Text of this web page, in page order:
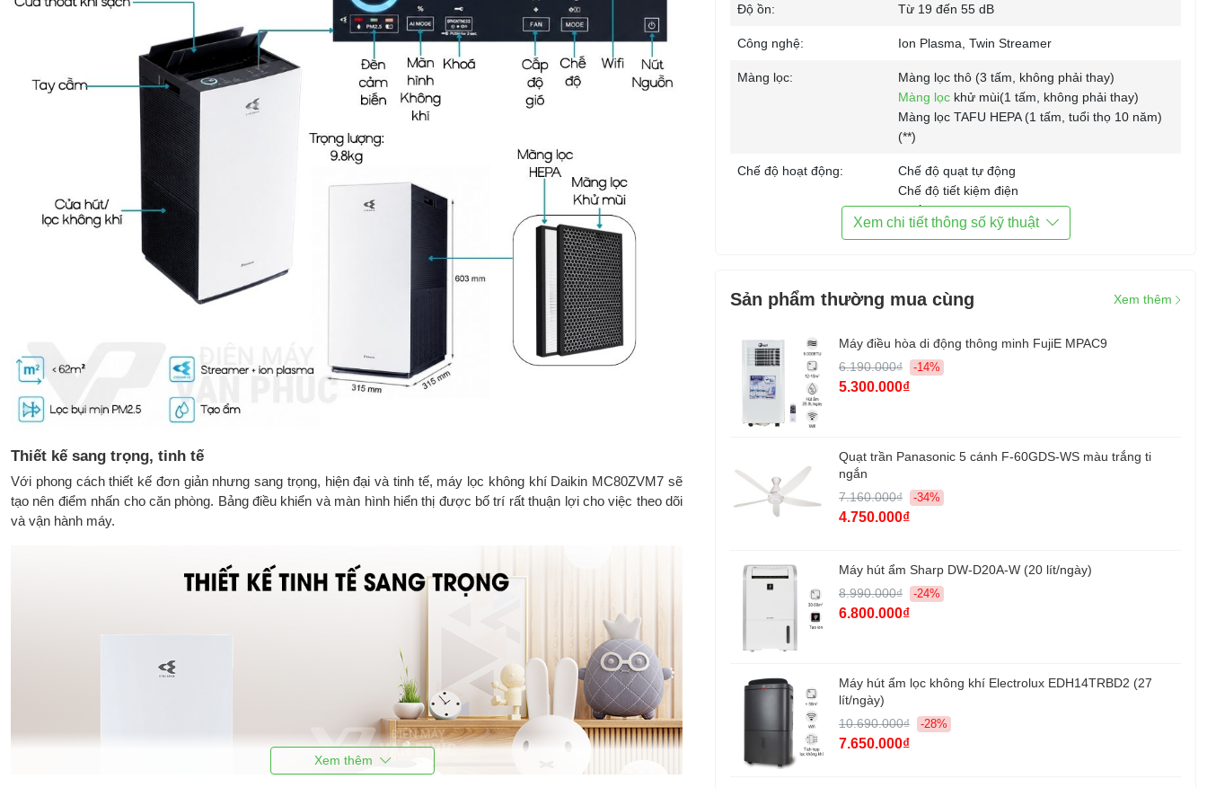
Thiết kế sang trọng, tinh tế
Với phong cách thiết kế đơn giản nhưng sang trọng, hiện đại và tinh tế, máy lọc không khí Daikin MC80ZVM7 sẽ
tạo nên điểm nhấn cho căn phòng. Bảng điều khiển và màn hình hiển thị được bố trí rất thuận lợi cho việc theo dõi
và vận hành máy.
Độ ồn: Từ 19 đến 55 dB
Công nghệ: Ion Plasma, Twin Streamer
Màng lọc:
Màng lọc thô (3 tấm, không phải thay)
Màng lọc khử mùi(1 tấm, không phải thay)
Màng lọc TAFU HEPA (1 tấm, tuổi thọ 10 năm)
(**)
Chế độ hoạt động:
Chế độ quạt tự động
Chế độ tiết kiệm điện
Chế độ vật nuôi
Chế độ tuần hoàn
Bảng điều khiển: Nút nhấn
Cảm biến mùi
Cảm biến nhiệt độ
Cảm biến độ ẩm
Tiện ích:
Đèn cảnh báo chất lượng không khí
Vệ sinh màng lọc dễ dàng
Chế độ khóa trẻ em
Kích thước: Ngang 315 mm x Cao 630 mm x Sâu 315 mm
9,8 kg
Thương hiệu:
Sản xuất tại: Malaysia
Bảo hành: Chính hãng 1 năm
(*) Được tính toán bằng phương pháp thử nghiệm dựa trên Tiêu chuẩn
Xem chi tiết thông số kỹ thuật
Sản phẩm thường mua cùng Xem thêm
Máy điều hòa di động thông minh FujiE MPAC9
6.190.000₫
-14%
5.300.000₫
Quạt trần Panasonic 5 cánh F-60GDS-WS màu trắng ti
ngắn
7.160.000₫
-34%
4.750.000₫
Máy hút ẩm Sharp DW-D20A-W (20 lít/ngày)
8.990.000₫
-24%
6.800.000₫
Máy hút ẩm lọc không khí Electrolux EDH14TRBD2 (27
lít/ngày)
10.690.000₫
-28%
7.650.000₫